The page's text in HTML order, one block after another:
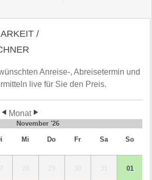
/
Anreise-, Abreisetermin und
live für Sie den Preis.
Monat
November '26
Mi Do Fr Sa So
28 29 30 31 01